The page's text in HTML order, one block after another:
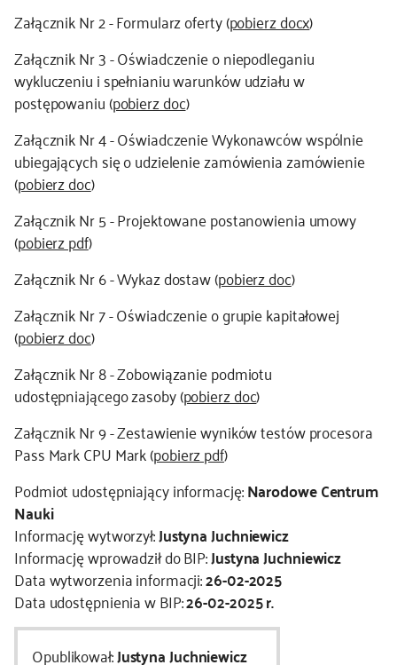
Załącznik Nr 2 - Formularz oferty (pobierz docx)
Załącznik Nr 3 - Oświadczenie o niepodleganiu
wykluczeniu i spełnianiu warunków udziału w
postępowaniu (pobierz doc)
Załącznik Nr 4 - Oświadczenie Wykonawców wspólnie
ubiegających się o udzielenie zamówienia zamówienie
(pobierz doc)
Załącznik Nr 5 - Projektowane postanowienia umowy
(pobierz pdf)
Załącznik Nr 6 - Wykaz dostaw (pobierz doc)
Załącznik Nr 7 - Oświadczenie o grupie kapitałowej
(pobierz doc)
Załącznik Nr 8 - Zobowiązanie podmiotu
udostępniającego zasoby (pobierz doc)
Załącznik Nr 9 - Zestawienie wyników testów procesora
Pass Mark CPU Mark (pobierz pdf)
Podmiot udostępniający informację:Narodowe Centrum
Nauki
Informację wytworzył:Justyna Juchniewicz
Informację wprowadził do BIP:Justyna Juchniewicz
Data wytworzenia informacji:26-02-2025
Data udostępnienia w BIP:26-02-2025 r.
Opublikował:Justyna Juchniewicz